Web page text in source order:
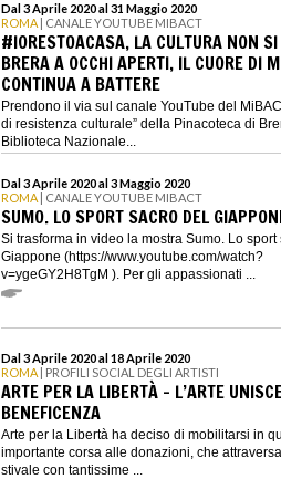
Dal 3 Aprile 2020 al 31 Maggio 2020
ROMA | CANALE YOUTUBE MIBACT
#IORESTOACASA, LA CULTURA NON
BRERA A OCCHI APERTI, IL CUORE DI
CONTINUA A BATTERE
Prendono il via sul canale YouTube del
di resistenza culturale” della Pinacoteca di
Biblioteca Nazionale...
Dal 3 Aprile 2020 al 3 Maggio 2020
ROMA | CANALE YOUTUBE MIBACT
SUMO. LO SPORT SACRO DEL
Si trasforma in video la mostra Sumo. Lo sport
Giappone (https://www.youtube.com/watch?
v=ygeGY2H8TgM ). Per gli appassionati ...
Dal 3 Aprile 2020 al 18 Aprile 2020
ROMA | PROFILI SOCIAL DEGLI ARTISTI
ARTE PER LA LIBERTÀ - L’ARTE
BENEFICENZA
Arte per la Libertà ha deciso di mobilitarsi in
importante corsa alle donazioni, che
stivale con tantissime ...